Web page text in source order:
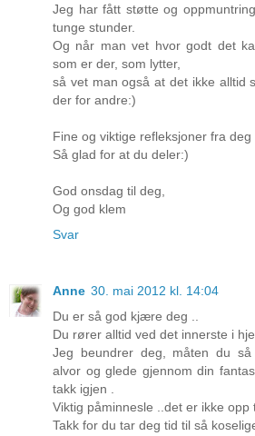
Jeg har fått støtte og
tunge stunder.
Og når man vet hvor godt det
som er der, som lytter,
så vet man også at det ikke alltid
der for andre:)
Fine og viktige refleksjoner fra deg
Så glad for at du deler:)
God onsdag til deg,
Og god klem
Svar
Anne 30. mai 2012 kl. 14:04
Du er så god kjære deg ..
Du rører alltid ved det innerste i
Jeg beundrer deg, måten du så
alvor og glede gjennom din
takk igjen .
Viktig påminnesle ..det er ikke opp
Takk for du tar deg tid til så